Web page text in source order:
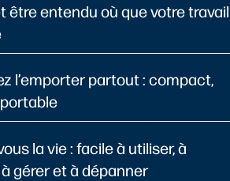
être entendu où que votre travail
l’emporter partout : compact,
la vie : facile à utiliser, à
gérer et à dépanner